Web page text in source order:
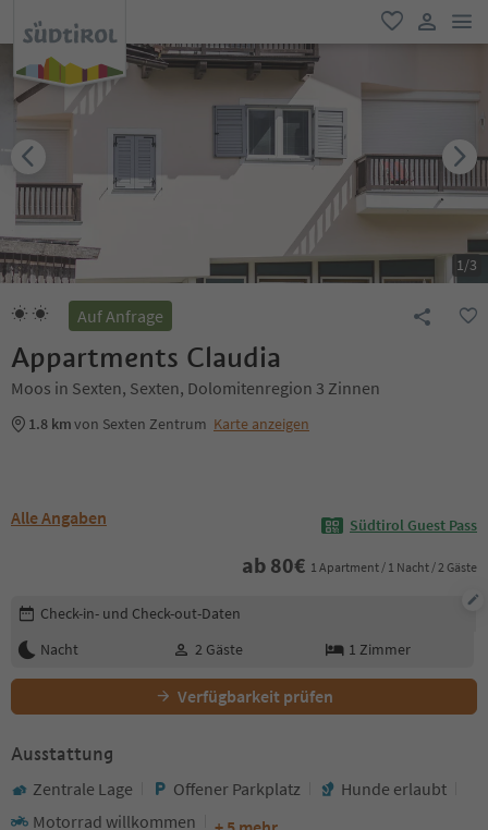
favorit
user link
1/3
Auf Anfrage
Appartments Claudia
Moos in Sexten, Sexten, Dolomitenregion 3 Zinnen
1.8 kmvon Sexten Zentrum Karte anzeigen
Alle Angaben Südtirol Guest Pass
ab 80€ 1 Apartment / 1 Nacht / 2 Gäste
Buchungsdetails bearbeiten
Check-in- und Check-out-Daten
Nacht
2 Gäste 1 Zimmer
Verfügbarkeit prüfen
Ausstattung
Zentrale Lage Offener Parkplatz
Hunde erlaubt
Motorrad willkommen